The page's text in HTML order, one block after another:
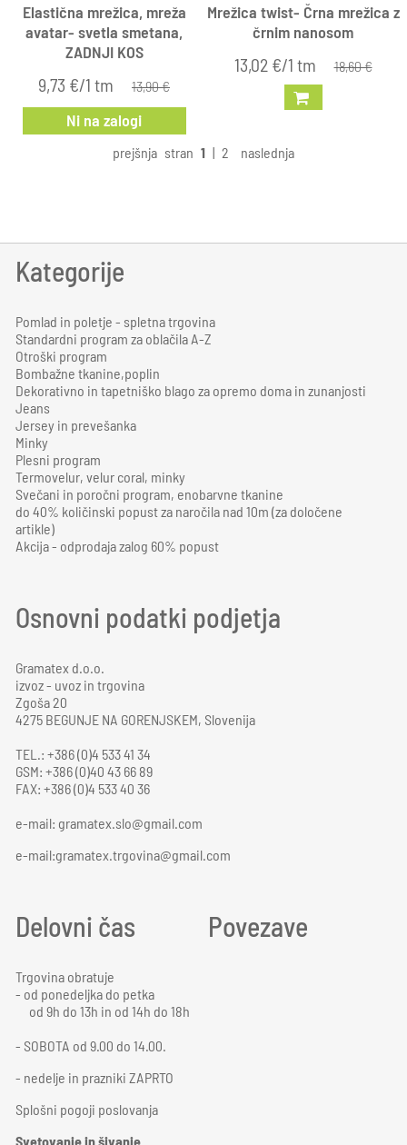
Elastična mrežica, mreža
avatar- svetla smetana,
ZADNJI KOS
9,73 €/1 tm 13,90 €
Ni na zalogi
Mrežica twist- Črna mrežica z
črnim nanosom
13,02 €/1 tm 18,60 €
prejšnja stran 1 | 2 naslednja
Kategorije
Pomlad in poletje - spletna trgovina
Standardni program za oblačila A-Z
Otroški program
Bombažne tkanine,poplin
Dekorativno in tapetniško blago za opremo doma in zunanjosti
Jeans
Jersey in prevešanka
Minky
Plesni program
Termovelur, velur coral, minky
Svečani in poročni program, enobarvne tkanine
do 40% količinski popust za naročila nad 10m (za določene
artikle)
Akcija - odprodaja zalog 60% popust
Osnovni podatki podjetja
Gramatex d.o.o.
izvoz - uvoz in trgovina
Zgoša 20
4275 BEGUNJE NA GORENJSKEM, Slovenija
TEL.: +386 (0)4 533 41 34
GSM: +386 (0)40 43 66 89
FAX: +386 (0)4 533 40 36
e-mail: gramatex.slo@gmail.com
e-mail:gramatex.trgovina@gmail.com
Delovni čas
Trgovina obratuje
- od ponedeljka do petka
od 9h do 13h in od 14h do 18h
- SOBOTA od 9.00 do 14.00.
- nedelje in prazniki ZAPRTO
Splošni pogoji poslovanja
Svetovanje in šivanje
Povezave